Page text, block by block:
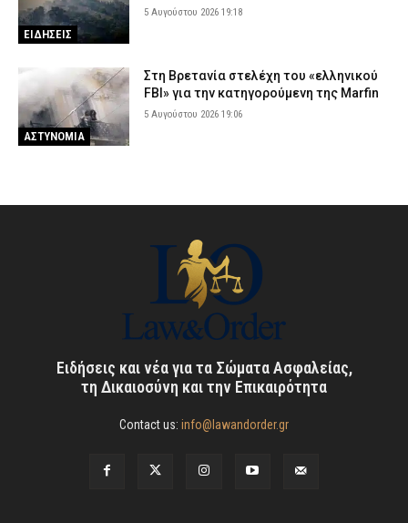
ΕΙΔΗΣΕΙΣ
5 Αυγούστου 2026 19:18
ΑΣΤΥΝΟΜΙΑ
Στη Βρετανία στελέχη του «ελληνικού
FBI» για την κατηγορούμενη της Marfin
5 Αυγούστου 2026 19:06
Ειδήσεις και νέα για τα Σώματα Ασφαλείας,
τη Δικαιοσύνη και την Επικαιρότητα
Contact us: info@lawandorder.gr